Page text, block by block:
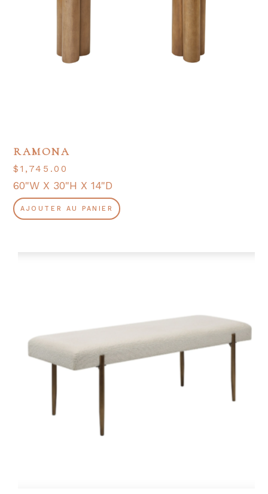
RAMONA
$ 1,745.00
60"W X 30"H X 14"D
AJOUTER AU PANIER